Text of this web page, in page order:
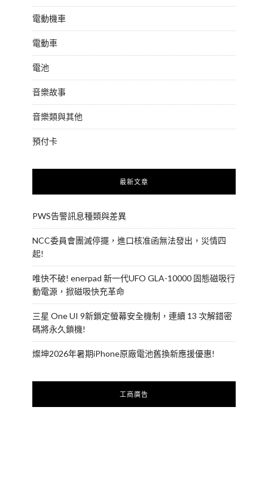
電動機車
電動車
電池
音樂故事
音樂類與其他
預付卡
最新文章
PWS告警訊息種類與差異
NCC委員會團滅停擺，進口核准函無法發出，災情四
起!
唯快不破! enerpad 新一代UFO GLA-10000 固態磁吸行
動電源，掀磁吸快充革命
三星 One UI 9新鎖定螢幕安全機制，連續 13 次解錯密
碼將永久鎖機!
燦坤2026年暑期iPhone原廠電池舊換新應援優惠!
工商廣告